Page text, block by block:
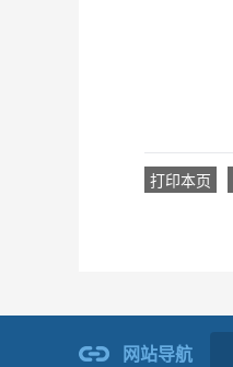
打印本页
网站导航